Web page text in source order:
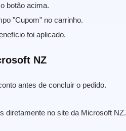
botão acima.
"Cupom" no carrinho.
foi aplicado.
NZ
antes de concluir o pedido.
diretamente no site da Microsoft NZ.